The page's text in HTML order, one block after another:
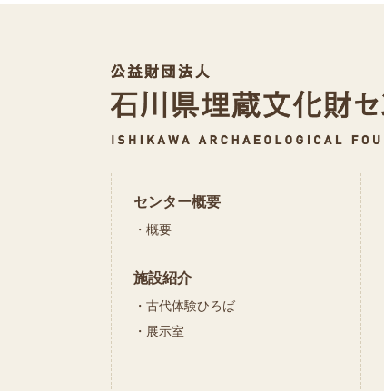
センター概要
概要
施設紹介
古代体験ひろば
展示室